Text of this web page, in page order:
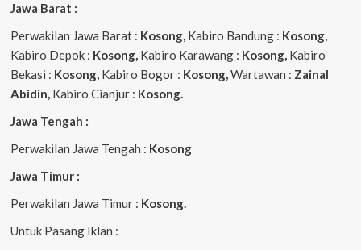
Jawa Barat :
Perwakilan Jawa Barat : Kosong,Kabiro Bandung : Kosong,
Kabiro Depok : Kosong,Kabiro Karawang : Kosong,Kabiro
Bekasi : Kosong,Kabiro Bogor : Kosong,Wartawan : Zainal
Abidin,Kabiro Cianjur : Kosong.
Jawa Tengah :
Perwakilan Jawa Tengah : Kosong
Jawa Timur :
Perwakilan Jawa Timur : Kosong.
Untuk Pasang Iklan :